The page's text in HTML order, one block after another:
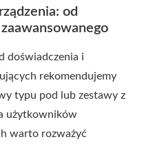
od
doświadczenia i
rekomendujemy
typu pod lub zestawy z
użytkowników
warto rozważyć